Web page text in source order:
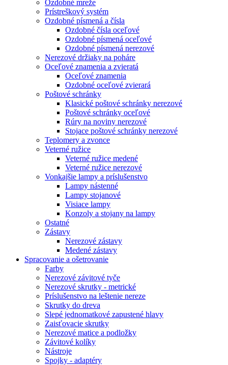
Ozdobné mreže
Prístreškový systém
Ozdobné písmená a čísla
Ozdobné čísla oceľové
Ozdobné písmená oceľové
Ozdobné písmená nerezové
Nerezové držiaky na poháre
Oceľové znamenia a zvieratá
Oceľové znamenia
Ozdobné oceľové zvierará
Poštové schránky
Klasické poštové schránky nerezové
Poštové schránky oceľové
Rúry na noviny nerezové
Stojace poštové schránky nerezové
Teplomery a zvonce
Veterné ružice
Veterné ružice medené
Veterné ružice nerezové
Vonkajšie lampy a príslušenstvo
Lampy nástenné
Lampy stojanové
Visiace lampy
Konzoly a stojany na lampy
Ostatné
Zástavy
Nerezové zástavy
Medené zástavy
Spracovanie a ošetrovanie
Farby
Nerezové závitové tyče
Nerezové skrutky - metrické
Príslušenstvo na leštenie nereze
Skrutky do dreva
Slepé jednomatkové zapustené hlavy
Zaisťovacie skrutky
Nerezové matice a podložky
Závitové kolíky
Nástroje
Spojky - adaptéry